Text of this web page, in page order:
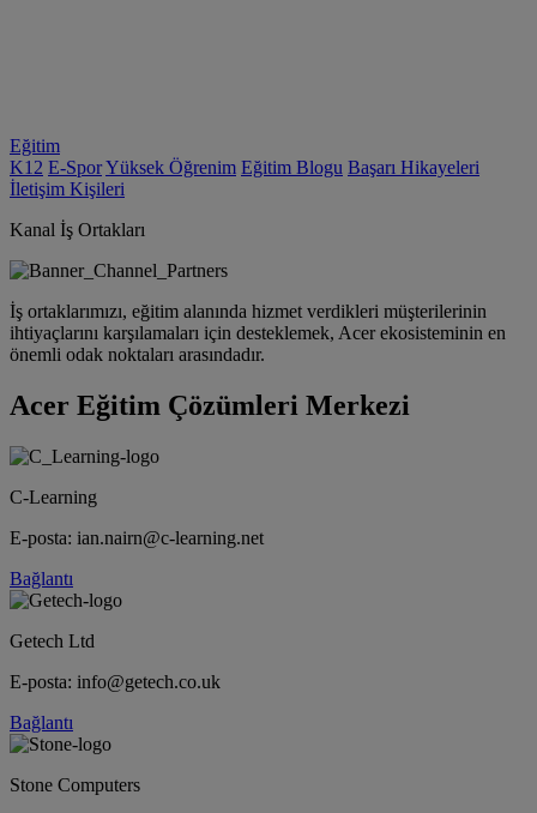
Eğitim
K12 E-SporYüksek Öğrenim Eğitim Blogu Başarı Hikayeleri
İletişim Kişileri
Kanal İş Ortakları
İş ortaklarımızı, eğitim alanında hizmet verdikleri müşterilerinin
ihtiyaçlarını karşılamaları için desteklemek, Acer ekosisteminin en
önemli odak noktaları arasındadır.
Acer Eğitim Çözümleri Merkezi
C-Learning
E-posta: ian.nairn@c-learning.net
Bağlantı
Getech Ltd
E-posta: info@getech.co.uk
Bağlantı
Stone Computers